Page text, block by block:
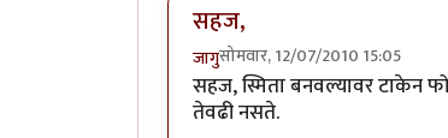
सहज,
जागुसोमवार, 12/07/2010 15:05
सहज, स्मिता बनवल्यावर टाकेन
तेवढी नसते.